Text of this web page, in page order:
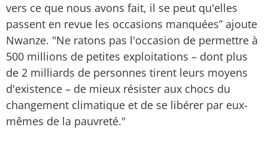
vers ce que nous avons fait, il se peut qu'elles
passent en revue les occasions manquées” ajoute
Nwanze. "Ne ratons pas l'occasion de permettre à
500 millions de petites exploitations – dont plus
de 2 milliards de personnes tirent leurs moyens
d'existence – de mieux résister aux chocs du
changement climatique et de se libérer par eux-
mêmes de la pauvreté."